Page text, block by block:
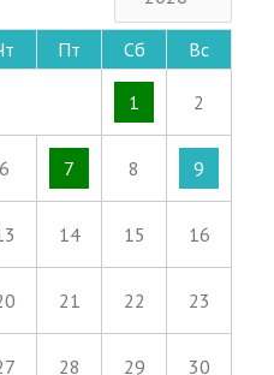
Пт Сб Вс
1 2
6 7 8 9
14 15 16
21 22 23
28 29 30